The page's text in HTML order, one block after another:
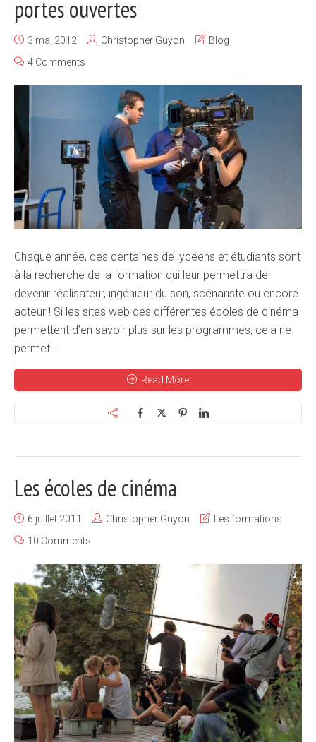
portes ouvertes
3 mai 2012 Christopher Guyon
Blog
4 Comments
Chaque année, des centaines de lycéens et étudiants sont
à la recherche de la formation qui leur permettra de
devenir réalisateur, ingénieur du son, scénariste ou encore
acteur ! Si les sites web des différentes écoles de cinéma
permettent d’en savoir plus sur les programmes, cela ne
permet...
Read More
Les écoles de cinéma
6 juillet 2011 Christopher Guyon
Les formations
10 Comments